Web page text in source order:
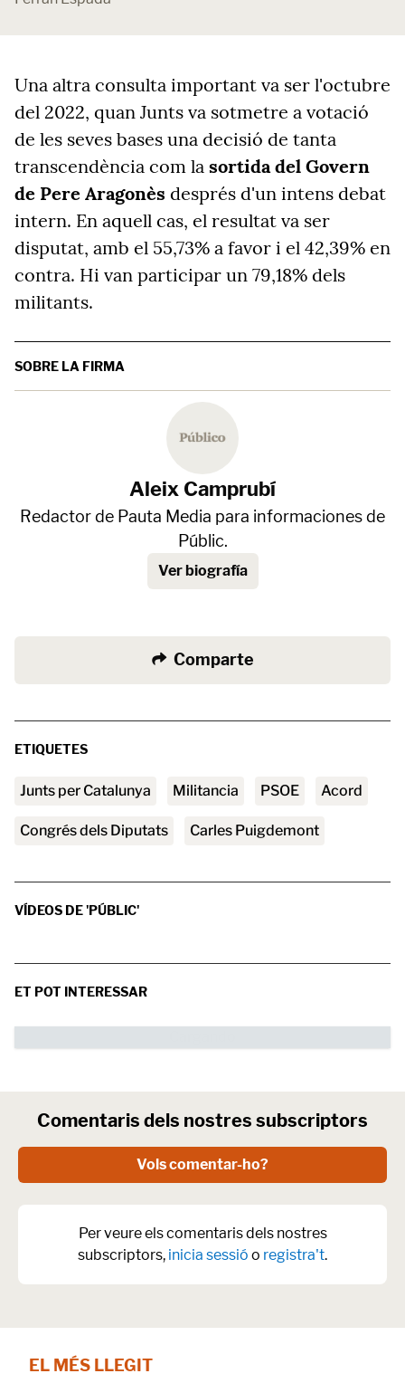
Una altra consulta important va ser l'octubre
del 2022, quan Junts va sotmetre a votació
de les seves bases una decisió de tanta
transcendència com la sortida del Govern
de Pere Aragonès després d'un intens debat
intern. En aquell cas, el resultat va ser
disputat, amb el 55,73% a favor i el 42,39% en
contra. Hi van participar un 79,18% dels
militants.
SOBRE LA FIRMA
Aleix Camprubí
Redactor de Pauta Media para informaciones de
Públic.
Ver biografía
Comparte
ETIQUETES
Junts per Catalunya militancia PSOE acord
Congrés dels Diputats Carles Puigdemont
VÍDEOS DE 'PÚBLIC'
ET POT INTERESSAR
Comentaris dels nostres subscriptors
Vols comentar-ho?
Per veure els comentaris dels nostres
subscriptors, inicia sessió o registra't.
EL MÉS LLEGIT